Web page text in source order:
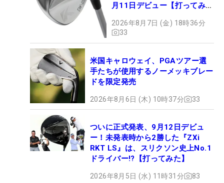
月11日デビュー【打ってみ
2026年8月7日 (金) 18時36分
33
米国キャロウェイ、PGAツアー選
手たちが使用するノーメッキブレー
ドを限定発売
2026年8月6日 (木) 10時37分 33
ついに正式発表、9月12日デビュ
ー！未発表時から2勝した『ZXi
RKT LS』は、スリクソン史上No.1
ドライバー!?【打ってみた】
2026年8月5日 (水) 11時31分 83